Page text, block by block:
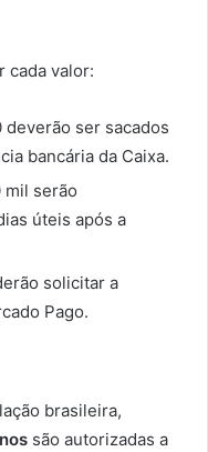
cada valor:
ser sacados
bancária da Caixa.
mil serão
úteis após a
solicitar a
Pago.
brasileira,
são autorizadas a